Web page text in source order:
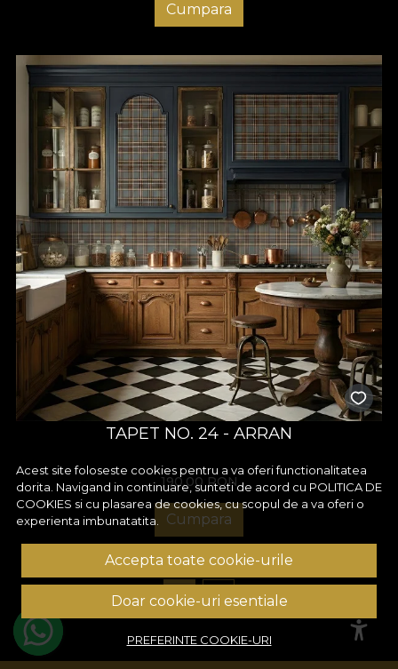
Cumpara
TAPET NO. 24 - ARRAN
190,00 RON
Cumpara
1 2
Acest site foloseste cookies pentru a va oferi functionalitatea
dorita. Navigand in continuare, sunteti de acord cu POLITICA DE
COOKIES si cu plasarea de cookies, cu scopul de a va oferi o
experienta imbunatatita.
Accepta toate cookie-urile
Doar cookie-uri esentiale
PREFERINTE COOKIE-URI